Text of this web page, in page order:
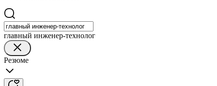
главный инженер-технолог
Резюме